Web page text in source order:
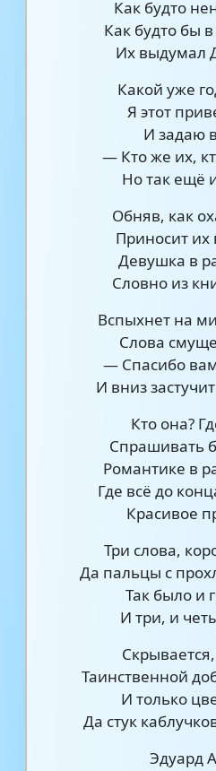
Как будто
Как будто бы
Их выдумал
Какой уже
Я этот
И задаю
— Кто же их,
Но так ещё
Обняв, как
Приносит их
Девушка в
Словно из
Вспыхнет на
Слова
— Спасибо
И вниз
Кто она?
Спрашивать
Романтике в
Где всё до
Красивое
Три слова,
Да пальцы с
Так было и
И три, и
Таинственной
И только
Да стук
Эдуард